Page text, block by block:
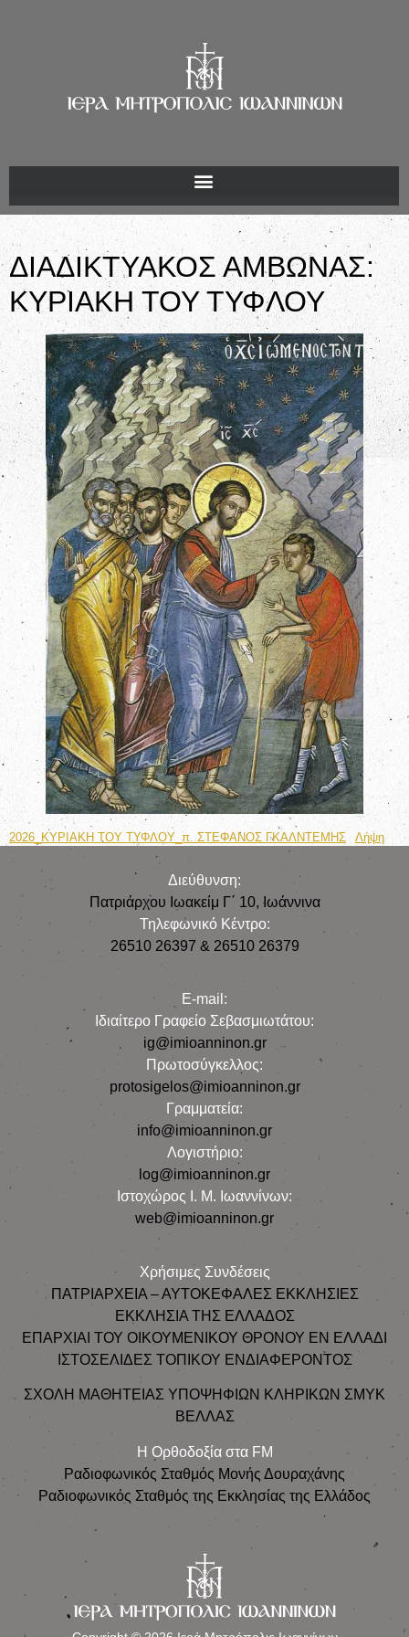
ΔΙΑΔΙΚΤΥΑΚΟΣ ΑΜΒΩΝΑΣ:
ΚΥΡΙΑΚΗ ΤΟΥ ΤΥΦΛΟΥ
2026_ΚΥΡΙΑΚΗ ΤΟΥ ΤΥΦΛΟΥ_π. ΣΤΕΦΑΝΟΣ ΓΚΑΛΝΤΕΜΗΣ Λήψη
Διεύθυνση:
Πατριάρχου Ιωακείμ Γ΄ 10, Iωάννινα
Τηλεφωνικό Κέντρο:
26510 26397 & 26510 26379
E-mail:
Iδιαίτερο Γραφείο Σεβασμιωτάτου:
ig@imioanninon.gr
Πρωτοσύγκελλος:
protosigelos@imioanninon.gr
Γραμματεία:
info@imioanninon.gr
Λογιστήριο:
log@imioanninon.gr
Ιστοχώρος Ι. Μ. Ιωαννίνων:
web@imioanninon.gr
Χρήσιμες Συνδέσεις
ΠΑΤΡΙΑΡΧΕΙΑ – ΑΥΤΟΚΕΦΑΛΕΣ ΕΚΚΛΗΣΙΕΣ
ΕΚΚΛΗΣΙΑ ΤΗΣ ΕΛΛΑΔΟΣ
ΕΠΑΡΧΙΑΙ ΤΟΥ ΟΙΚΟΥΜΕΝΙΚΟΥ ΘΡΟΝΟΥ ΕΝ ΕΛΛΑΔΙ
ΙΣΤΟΣΕΛΙΔΕΣ ΤΟΠΙΚΟΥ ΕΝΔΙΑΦΕΡΟΝΤΟΣ
ΣΧΟΛΗ ΜΑΘΗΤΕΙΑΣ ΥΠΟΨΗΦΙΩΝ ΚΛΗΡΙΚΩΝ ΣΜΥΚ
ΒΕΛΛΑΣ
Η Ορθοδοξία στα FM
Ραδιοφωνικός Σταθμός Μονής Δουραχάνης
Ραδιοφωνικός Σταθμός της Εκκλησίας της Ελλάδος